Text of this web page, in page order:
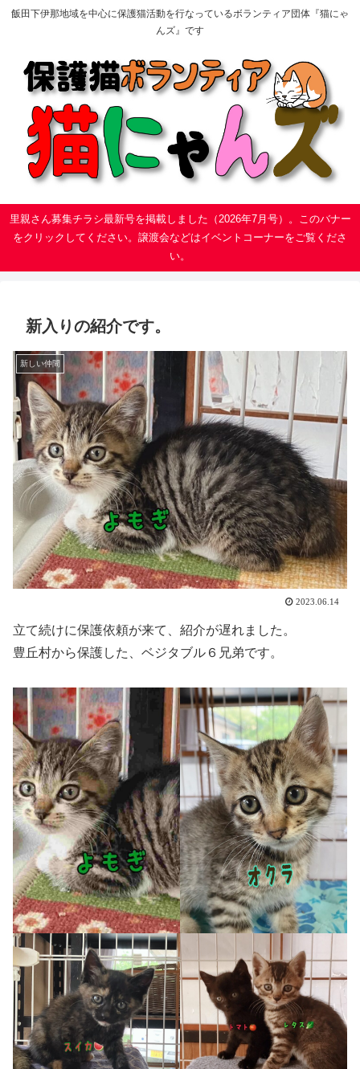
飯田下伊那地域を中心に保護猫活動を行なっているボランティア団体『猫にゃ
んズ』です
里親さん募集チラシ最新号を掲載しました（2026年7月号）。このバナー
をクリックしてください。譲渡会などはイベントコーナーをご覧くださ
い。
新入りの紹介です。
新しい仲間
2023.06.14
立て続けに保護依頼が来て、紹介が遅れました。
豊丘村から保護した、ベジタブル６兄弟です。